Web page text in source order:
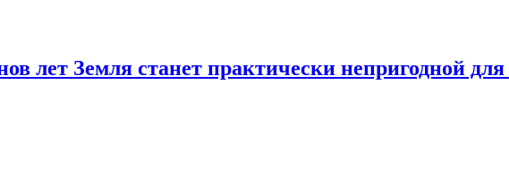
лет Земля станет практически непригодной